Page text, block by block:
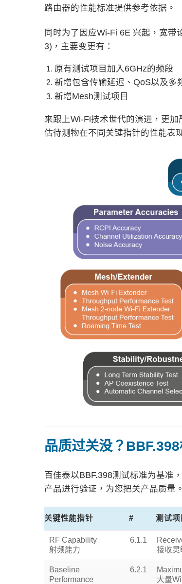
路由器的性能标准提供参考依据。
同时为了因应Wi-Fi 6E 兴起，宽
3)，主要变更有：
原有测试项目加入6GHz的频段
新增包含传输延迟、QoS以及多
新增Mesh测试项目
来跟上Wi-Fi技术世代的演进，更
估待测物在不同关键指针的性能表
品质过关没？BBF.398
百佳泰以BBF.398测试标准为基准
产品进行验证，为您把关产品质量。
关键性能指针 # 测试项
RF Capability
射频能力
6.1.1
接收灵
Baseline
Performance
6.2.1
大量